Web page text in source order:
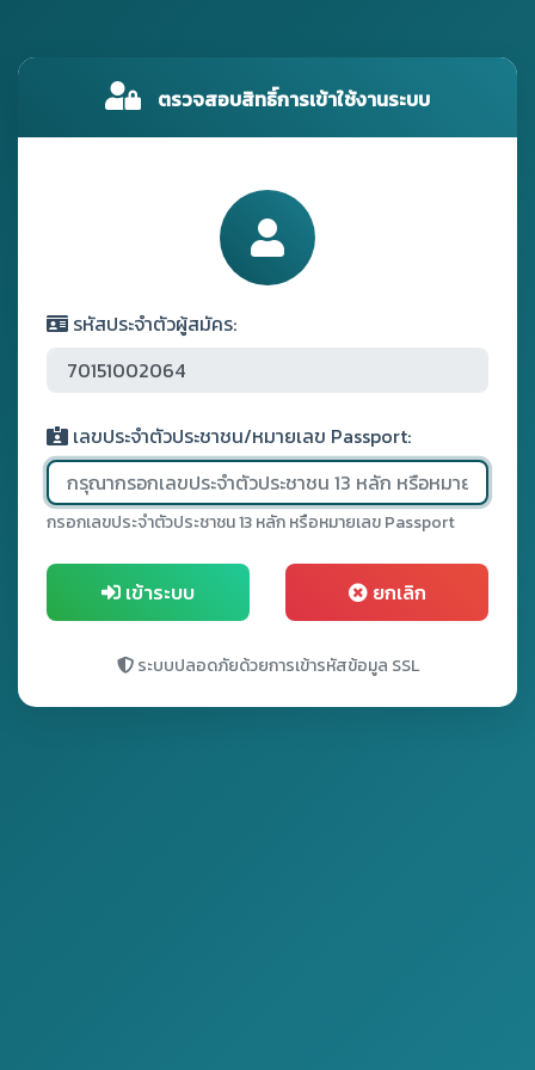
ตรวจสอบสิทธิ์การเข้าใช้งานระบบ
รหัสประจำตัวผู้สมัคร:
เลขประจำตัวประชาชน/หมายเลข Passport:
กรอกเลขประจำตัวประชาชน 13 หลัก หรือหมายเลข Passport
เข้าระบบ ยกเลิก
ระบบปลอดภัยด้วยการเข้ารหัสข้อมูล SSL